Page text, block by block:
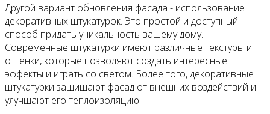
Другой вариант обновления фасада - использование
декоративных штукатурок. Это простой и доступный
способ придать уникальность вашему дому.
Современные штукатурки имеют различные текстуры и
оттенки, которые позволяют создать интересные
эффекты и играть со светом. Более того, декоративные
штукатурки защищают фасад от внешних воздействий и
улучшают его теплоизоляцию.